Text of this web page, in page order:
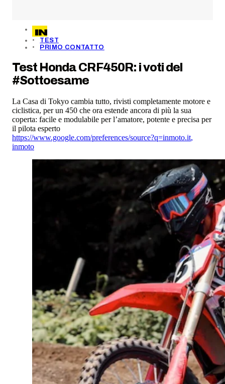
TEST
PRIMO CONTATTO
Test Honda CRF450R: i voti del
#Sottoesame
La Casa di Tokyo cambia tutto, rivisti completamente motore e
ciclistica, per un 450 che ora estende ancora di più la sua
coperta: facile e modulabile per l’amatore, potente e precisa per
il pilota esperto
https://www.google.com/preferences/source?q=inmoto.it,
inmoto